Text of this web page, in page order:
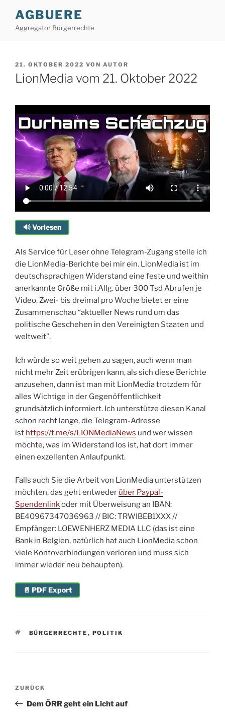
Inhalt
springen
AGBUERE
Aggregator Bürgerrechte
VERÖFFENTLICHT
AM
21. OKTOBER 2022 VON AUTOR
LionMedia vom 21. Oktober 2022
🔊 Vorlesen
Als Service für Leser ohne Telegram-Zugang stelle ich
die LionMedia-Berichte bei mir ein. LionMedia ist im
deutschsprachigen Widerstand eine feste und weithin
anerkannte Größe mit i.Allg. über 300 Tsd Abrufen je
Video. Zwei- bis dreimal pro Woche bietet er eine
Zusammenschau “aktueller News rund um das
politische Geschehen in den Vereinigten Staaten und
weltweit”.
Ich würde so weit gehen zu sagen, auch wenn man
nicht mehr Zeit erübrigen kann, als sich diese Berichte
anzusehen, dann ist man mit LionMedia trotzdem für
alles Wichtige in der Gegenöffentlichkeit
grundsätzlich informiert. Ich unterstütze diesen Kanal
schon recht lange, die Telegram-Adresse
ist https://t.me/s/LIONMediaNews und wer wissen
möchte, was im Widerstand los ist, hat dort immer
einen exzellenten Anlaufpunkt.
Falls auch Sie die Arbeit von LionMedia unterstützen
möchten, das geht entweder über Paypal-
Spendenlinkoder mit Überweisung an IBAN:
BE40967347036963 // BIC: TRWIBEB1XXX //
Empfänger: LOEWENHERZ MEDIA LLC (das ist eine
Bank in Belgien, natürlich hat auch LionMedia schon
viele Kontoverbindungen verloren und muss sich
immer wieder neu behaupten).
📄 PDF Export
SCHLAGWÖRTER
BÜRGERRECHTE , POLITIK
Beitragsnavigation
Vorheriger
Beitrag
ZURÜCK
Dem ÖRR geht ein Licht auf